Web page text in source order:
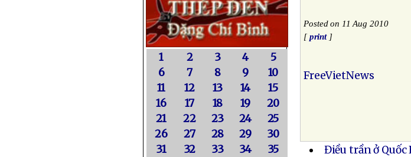
1 2 3 4
5
6
7 8 9
10
11
12 13 14
15
16
17 18 19
20
21
22 23 24
25
26
27 28 29
30
31
32 33 34
35
Posted on 11 Aug 2010
[print]
FreeVietNews
Điều trần ở Quốc